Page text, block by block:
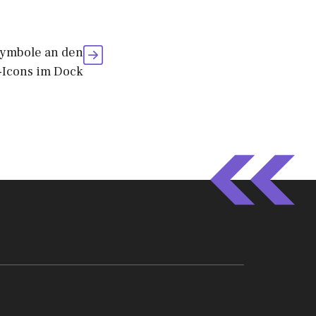
an den
im Dock